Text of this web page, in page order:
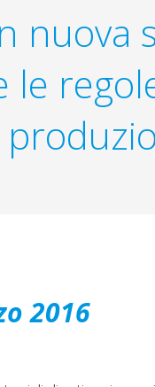
nuova
le
2016